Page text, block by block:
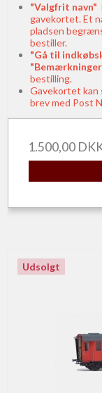
"Valgfrit navn"
gavekortet. Et
pladsen
bestiller.
"Gå til
bestilling.
Gavekortet kan
brev med Post
1.500,00
Udsolgt